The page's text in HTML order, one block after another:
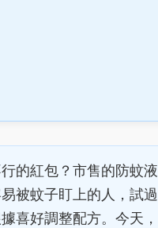
的紅包？市售的防蚊液
被蚊子盯上的人，試過
喜好調整配方。今天，